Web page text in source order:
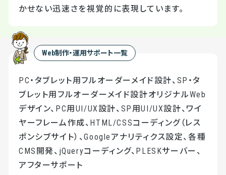
かせない迅速さを視覚的に表現しています。
Web制作・運用サポート一覧
PC・タブレット用フルオーダーメイド設計、SP・タ
ブレット用フルオーダーメイド設計オリジナルWeb
デザイン、PC用UI/UX設計、SP用UI/UX設計、ワイ
ヤーフレーム作成、HTML/CSSコーディング（レス
ポンシブサイト）、Googleアナリティクス設定、各種
CMS開発、jQueryコーディング、PLESKサーバー、
アフターサポート